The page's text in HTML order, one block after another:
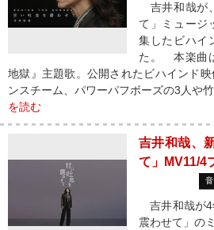
吉井和哉が
て」ミュージ
集したビハイ
た。 本楽曲
地獄』主題歌。公開されたビハインド
ンスチーム、パワーパフボーズの3人や
を読む
吉井和哉、
て」MV11/4
吉井和哉が4
震わせて」の